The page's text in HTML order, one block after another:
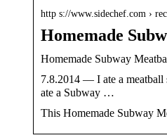
http s://www.sidechef.com ›
Homemade
Homemade Subway
7.8.2014 — I ate a meatball
ate a Subway …
This Homemade Subway